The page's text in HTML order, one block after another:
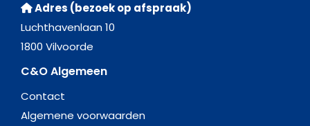
Adres (bezoek op afspraak)
Luchthavenlaan 10
1800 Vilvoorde
C&O Algemeen
Contact
Algemene voorwaarden